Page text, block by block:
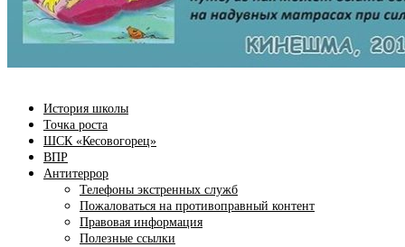
История школы
Точка роста
ШСК «Кесовогорец»
ВПР
Антитеррор
Телефоны экстренных служб
Пожаловаться на противоправный контент
Правовая информация
Полезные ссылки